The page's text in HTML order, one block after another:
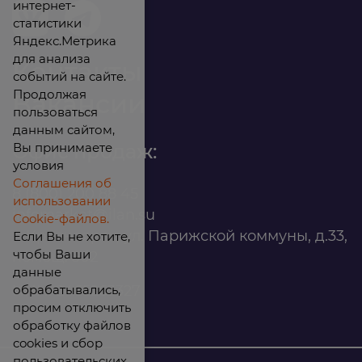
Контакты
Вакансии
Офис продаж:
infomarket@ilan.su
г. Красноярск, ул. Парижской коммуны, д.33,
помещ. 302
ИНН: 2465263327
интернет-
статистики
Яндекс.Метрика
для анализа
событий на сайте.
Продолжая
пользоваться
данным сайтом,
Вы принимаете
условия
Соглашения об
использовании
Cookie-файлов.
Если Вы не хотите,
чтобы Ваши
данные
обрабатывались,
просим отключить
обработку файлов
cookies и сбор